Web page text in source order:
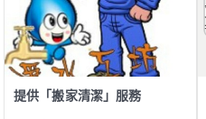
提供「搬家清潔」服務